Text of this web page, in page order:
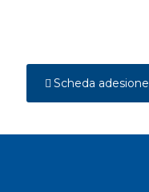
Scheda adesione